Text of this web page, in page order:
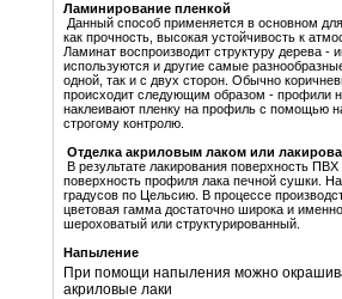
Ламинирование пленкой
Данный способ применяется в основном
как прочность, высокая устойчивость к
Ламинат воспроизводит структуру дерева -
используются и другие самые
одной, так и с двух сторон. Обычно
происходит следующим образом - профили
наклеивают пленку на профиль с помощью
строгому контролю.
Отделка акриловым лаком или
В результате лакирования поверхность
поверхность профиля лака печной сушки.
градусов по Цельсию. В процессе
цветовая гамма достаточно широка и
шероховатый или структурированный.
Напыление
При помощи напыления можно
акриловые лаки